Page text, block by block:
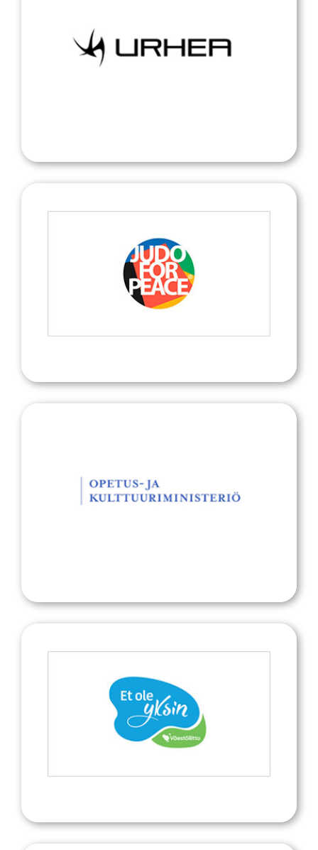
Urhea
Judo for Peace Online Shop
Judo for Peace
Opetus ja kulttuuriministeriö
Et ole yksin on palvelu epäasiallista
käyttäytymistä, häirintää tai väkivaltaa
urheilussa kohdanneille